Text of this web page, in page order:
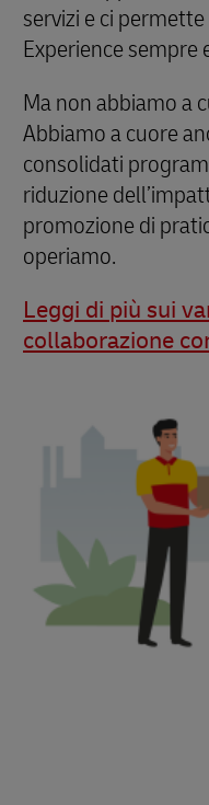
servizi e ci
Experience sempre
Ma non abbiamo a
Abbiamo a cuore
consolidati
riduzione
promozione di
operiamo.
Leggi di più sui
collaborazione